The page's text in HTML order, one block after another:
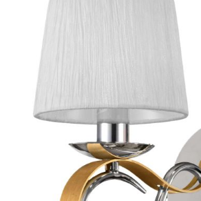
images
gallery